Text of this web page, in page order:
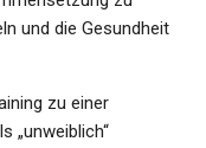
und die Gesundheit
zu einer
„unweiblich“